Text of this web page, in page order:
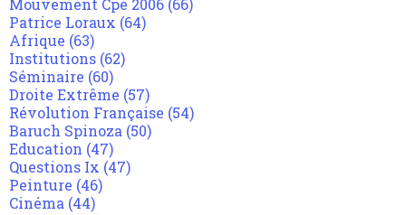
Mouvement Cpe 2006 (66)
Patrice Loraux (64)
Afrique (63)
Institutions (62)
Séminaire (60)
Droite Extrême (57)
Révolution Française (54)
Baruch Spinoza (50)
Education (47)
Questions Ix (47)
Peinture (46)
Cinéma (44)